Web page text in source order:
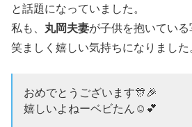
と話題になっていました。
私も、 丸岡夫妻が子供を抱いてい
笑ましく嬉しい気持ちになりました
おめでとうございます🎊🎉
嬉しいよねーベビたん☺💕